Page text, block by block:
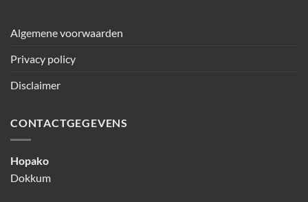
Algemene voorwaarden
Privacy policy
Disclaimer
CONTACTGEGEVENS
Hopako
Dokkum